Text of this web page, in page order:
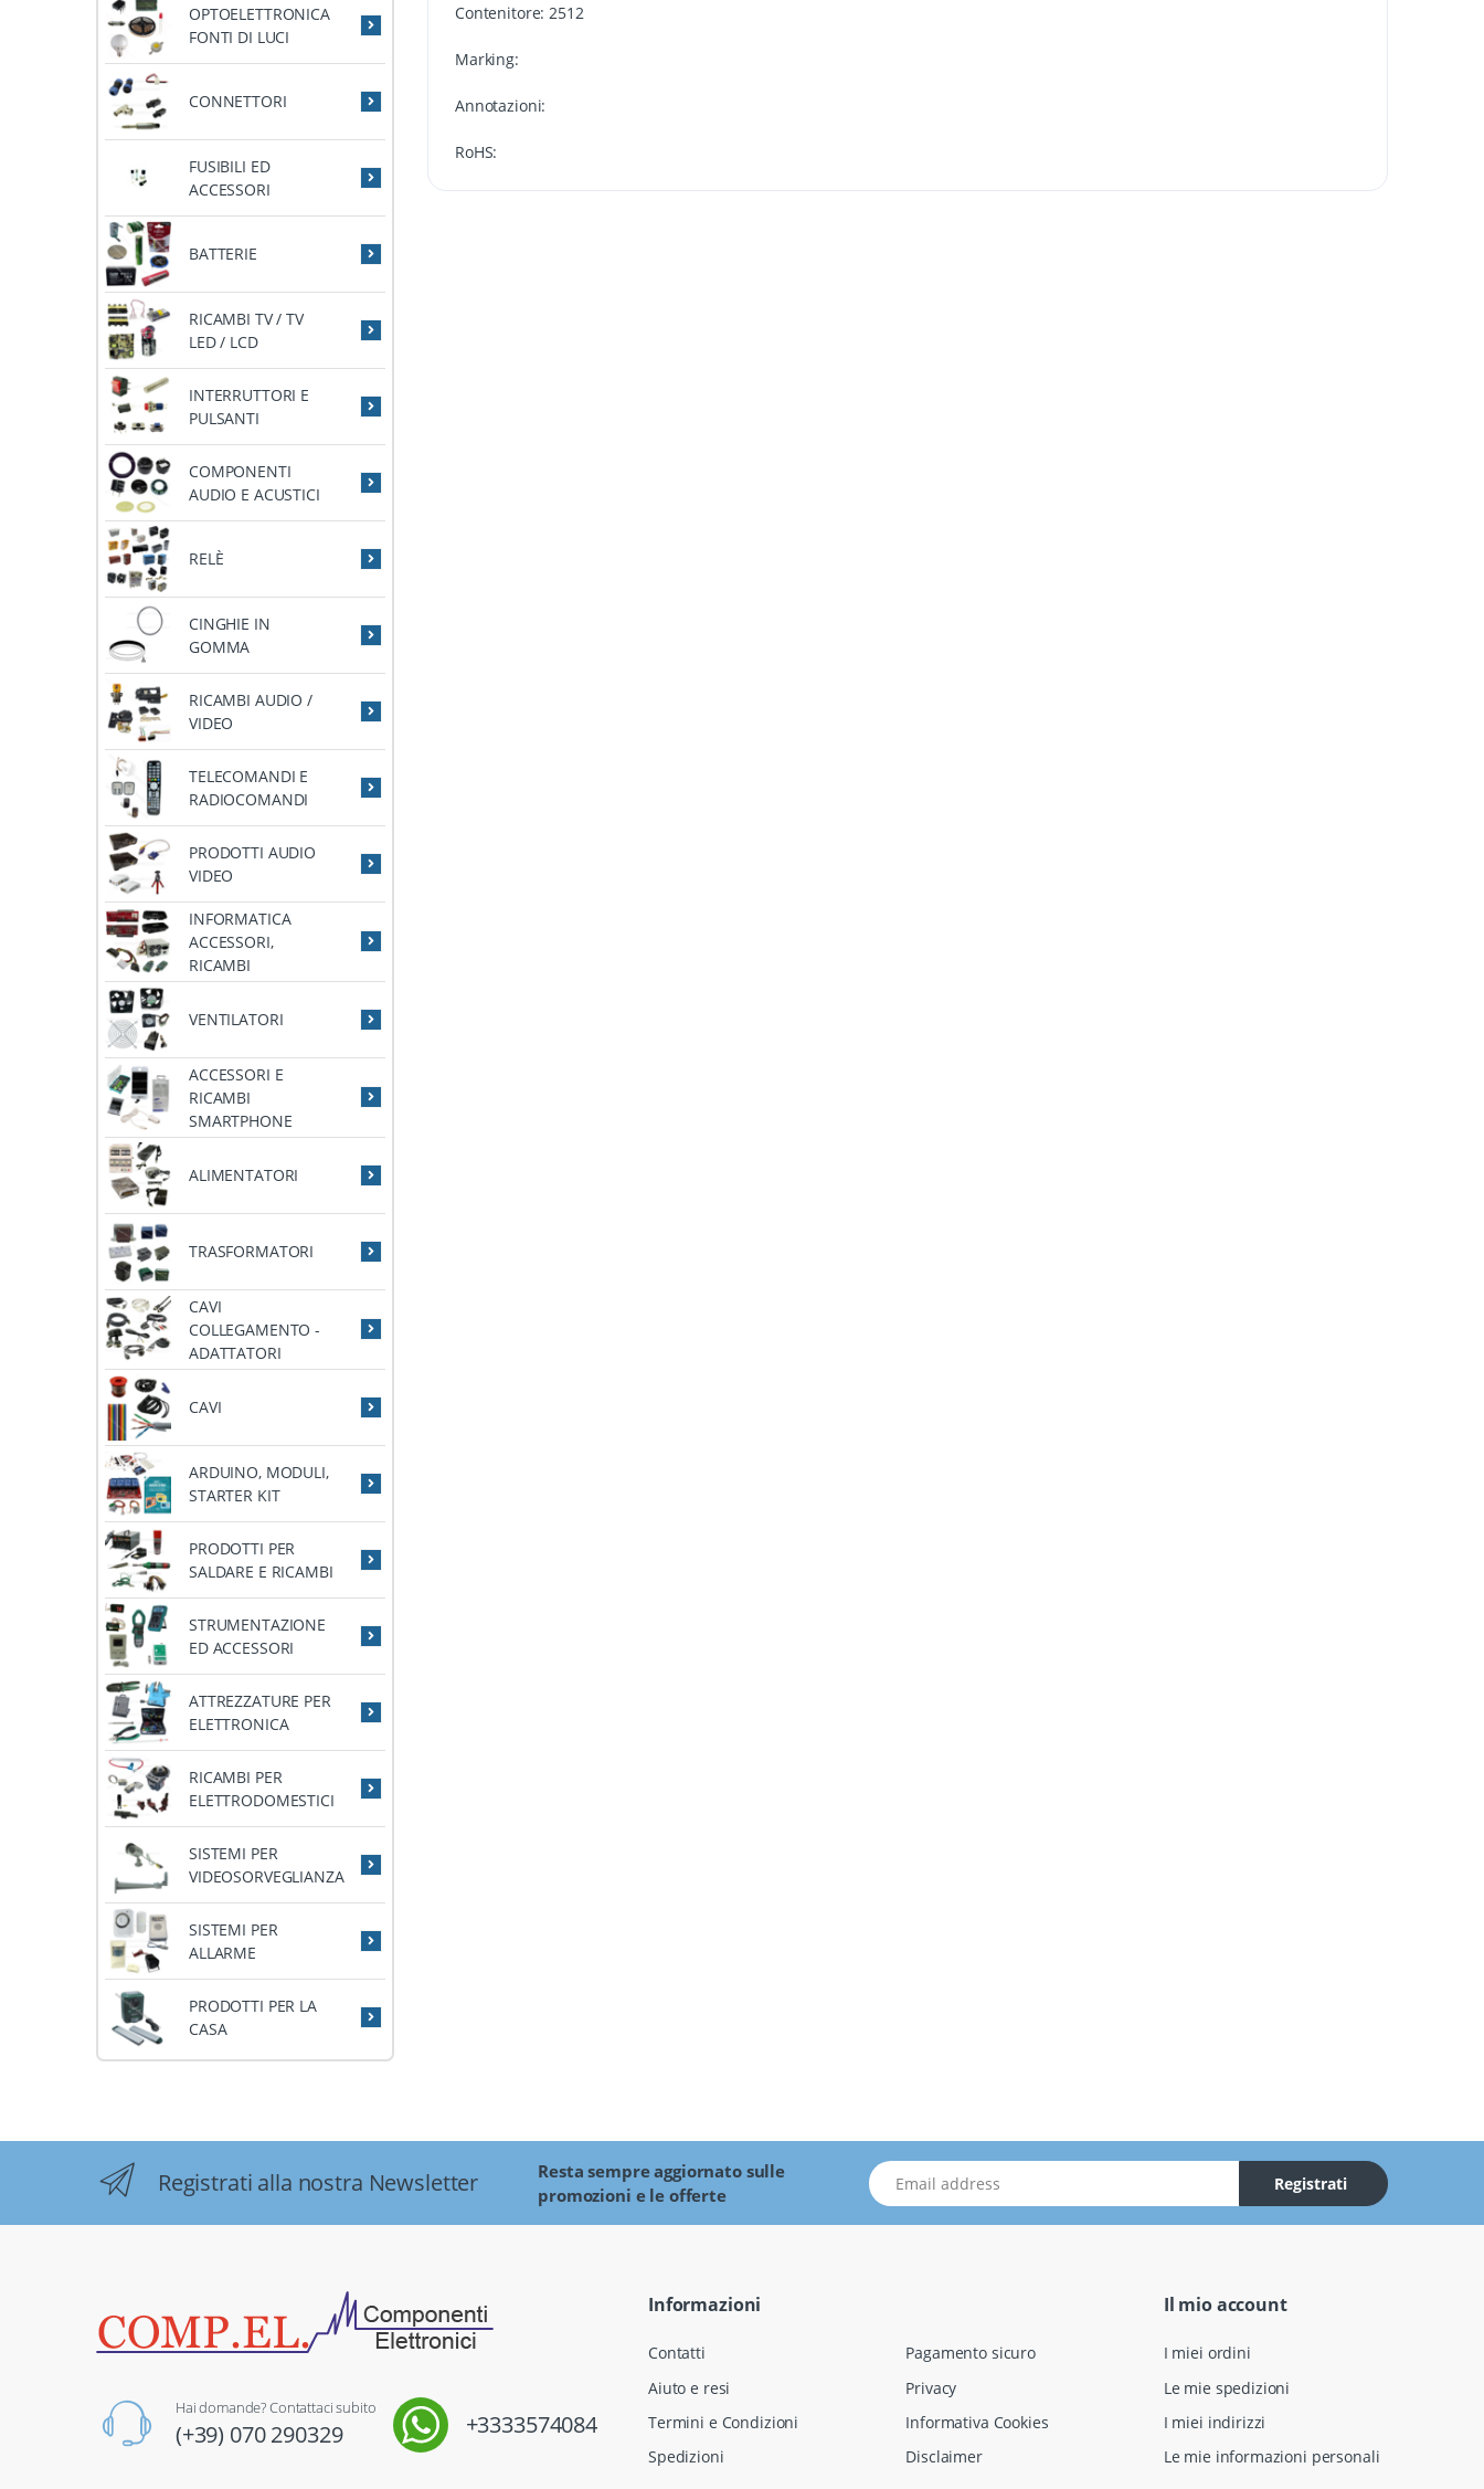
OPTOELETTRONICA
FONTI DI LUCI
CONNETTORI
FUSIBILI ED
ACCESSORI
BATTERIE
RICAMBI TV / TV
LED / LCD
INTERRUTTORI E
PULSANTI
COMPONENTI
AUDIO E ACUSTICI
RELÈ
CINGHIE IN
GOMMA
RICAMBI AUDIO /
VIDEO
TELECOMANDI E
RADIOCOMANDI
PRODOTTI AUDIO
VIDEO
INFORMATICA
ACCESSORI,
RICAMBI
VENTILATORI
ACCESSORI E
RICAMBI
SMARTPHONE
ALIMENTATORI
TRASFORMATORI
CAVI
COLLEGAMENTO -
ADATTATORI
CAVI
ARDUINO, MODULI,
STARTER KIT
PRODOTTI PER
SALDARE E RICAMBI
STRUMENTAZIONE
ED ACCESSORI
ATTREZZATURE PER
ELETTRONICA
RICAMBI PER
ELETTRODOMESTICI
SISTEMI PER
VIDEOSORVEGLIANZA
SISTEMI PER
ALLARME
PRODOTTI PER LA
CASA
Contenitore: 2512
Marking:
Annotazioni:
RoHS:
Registrati alla nostra Newsletter
Resta sempre aggiornato sulle
promozioni e le offerte
indirizzo Email Registrati
Hai domande? Contattaci subito
(+39) 070 290329 +3333574084
Informazioni
Contatti
Aiuto e resi
Termini e Condizioni
Spedizioni
Pagamento sicuro
Privacy
Informativa Cookies
Disclaimer
Il mio account
I miei ordini
Le mie spedizioni
I miei indirizzi
Le mie informazioni personali